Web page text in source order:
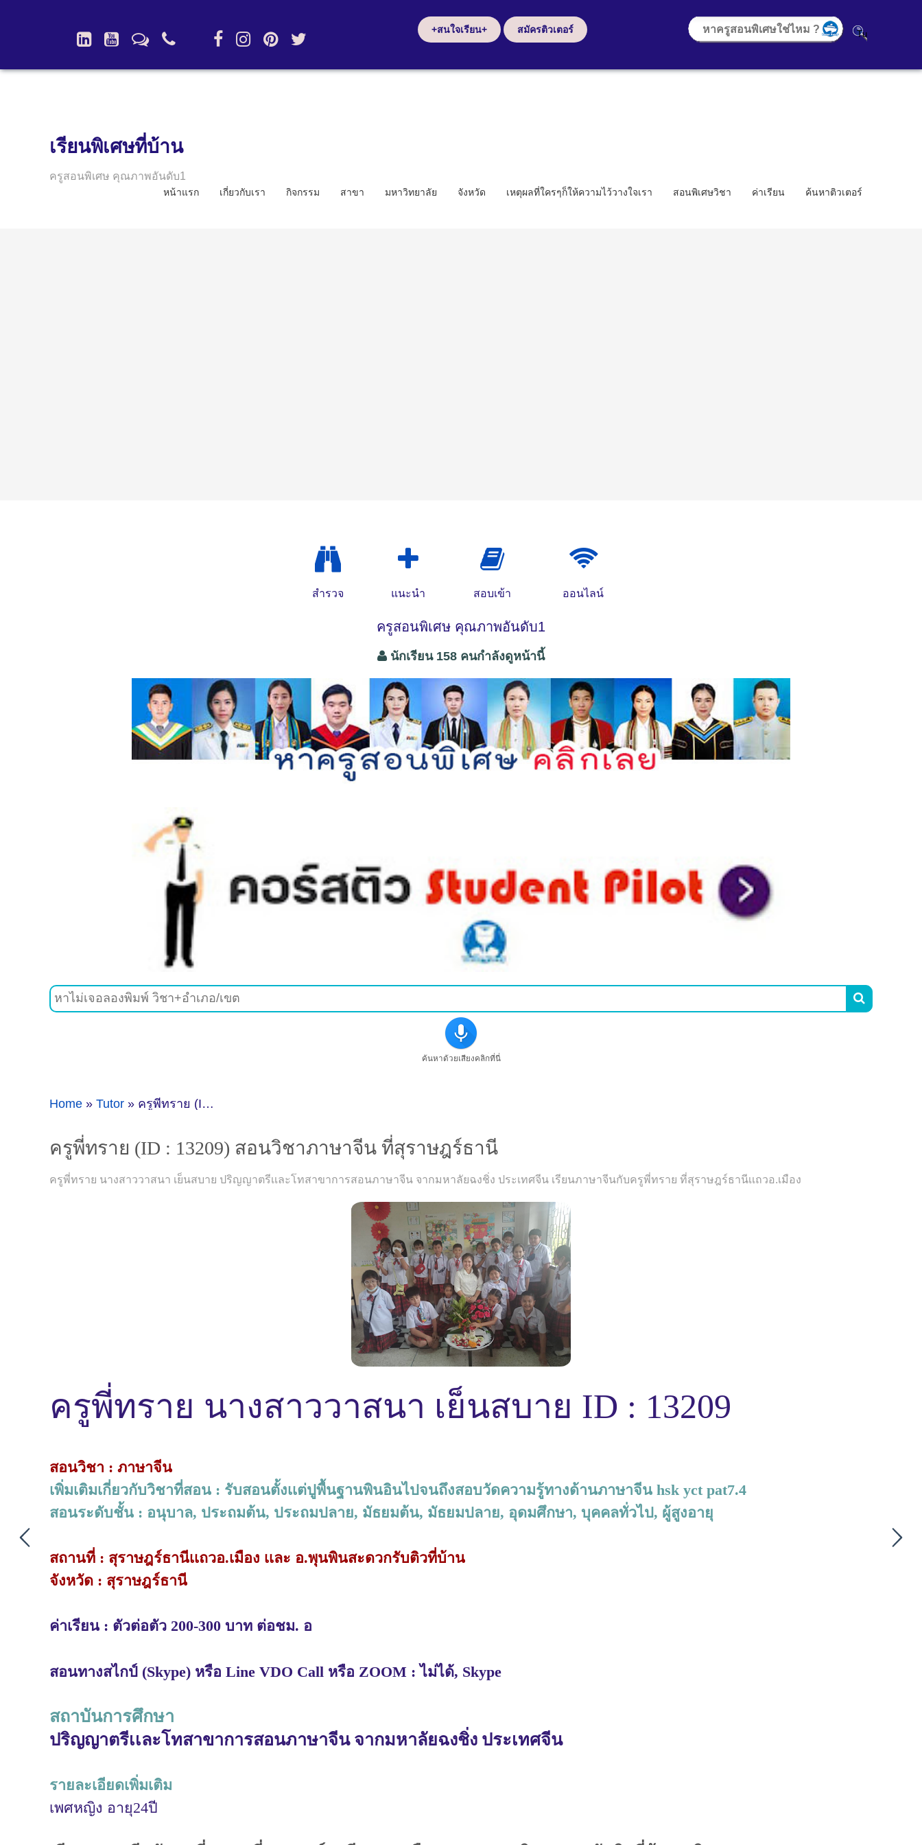
+สนใจเรียน+ สมัครติวเตอร์
เรียนพิเศษที่บ้าน
ครูสอนพิเศษ คุณภาพอันดับ1
หน้าแรก เกี่ยวกับเรา กิจกรรม สาขา มหาวิทยาลัย จังหวัด เหตุผลที่ใครๆก็ให้ความไว้วางใจเรา สอนพิเศษวิชา ค่าเรียน ค้นหาติวเตอร์
สำรวจ แนะนำ สอบเข้า ออนไลน์
ครูสอนพิเศษ คุณภาพอันดับ1
นักเรียน 158 คนกำลังดูหน้านี้

ค้นหาด้วยเสียงคลิกที่นี่
Home » Tutor » ครูพี่ทราย (ID : 13209) สอนวิชาภาษาจีน ที่สุราษฎร์ธานี
ครูพี่ทราย (ID : 13209) สอนวิชาภาษาจีน ที่สุราษฎร์ธานี
ครูพี่ทราย นางสาววาสนา เย็นสบาย ปริญญาตรีเเละโทสาขาการสอนภาษาจีน จากมหาลัยฉงชิ่ง ประเทศจีน เรียนภาษาจีนกับครูพี่ทราย ที่สุราษฎร์ธานีเเถวอ.เมือง
ครูพี่ทราย นางสาววาสนา เย็นสบาย ID : 13209
สอนวิชา : ภาษาจีน
เพิ่มเติมเกี่ยวกับวิชาที่สอน : รับสอนตั้งเเต่ปูพื้นฐานพินอินไปจนถึงสอบวัดความรู้ทางด้านภาษาจีน hsk yct pat7.4
สอนระดับชั้น : อนุบาล, ประถมต้น, ประถมปลาย, มัธยมต้น, มัธยมปลาย, อุดมศึกษา, บุคคลทั่วไป, ผู้สูงอายุ
สถานที่ : สุราษฎร์ธานีเเถวอ.เมือง เเละ อ.พุนพินสะดวกรับติวที่บ้าน
จังหวัด : สุราษฎร์ธานี
ค่าเรียน : ตัวต่อตัว 200-300 บาท ต่อชม. อ
สอนทางสไกป์ (Skype) หรือ Line VDO Call หรือ ZOOM : ไม่ได้, Skype
สถาบันการศึกษา
ปริญญาตรีเเละโทสาขาการสอนภาษาจีน จากมหาลัยฉงชิ่ง ประเทศจีน
รายละเอียดเพิ่มเติม
เพศหญิง อายุ24ปี